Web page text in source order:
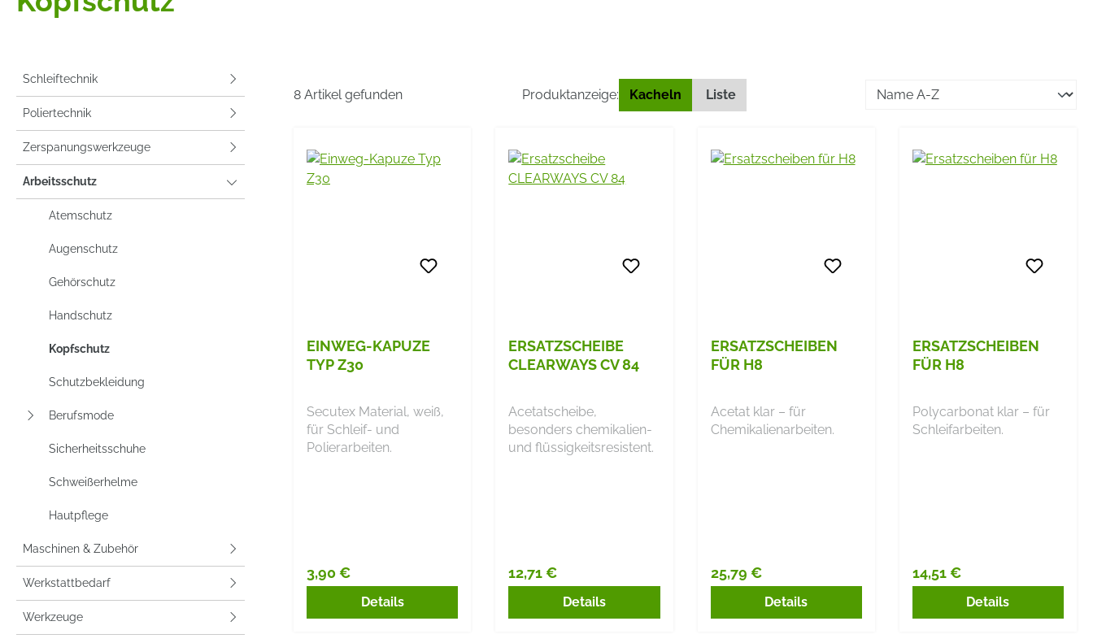
Schleiftechnik
Poliertechnik
Zerspanungswerkzeuge
Arbeitsschutz
Atemschutz
Augenschutz
Gehörschutz
Handschutz
Kopfschutz
Schutzbekleidung
Berufsmode
Sicherheitsschuhe
Schweißerhelme
Hautpflege
Maschinen & Zubehör
Werkstattbedarf
Werkzeuge
8 Artikel gefunden Produktanzeige: Kacheln Liste
EINWEG-KAPUZE
TYP Z30
Secutex Material, weiß,
für Schleif- und
Polierarbeiten.
Regulärer Preis:
3,90 €
Details
ERSATZSCHEIBE
CLEARWAYS CV 84
Acetatscheibe,
besonders chemikalien-
und flüssigkeitsresistent.
Regulärer Preis:
12,71 €
Details
ERSATZSCHEIBEN
FÜR H8
Acetat klar – für
Chemikalienarbeiten.
Regulärer Preis:
25,79 €
Details
ERSATZSCHEIBEN
FÜR H8
Polycarbonat klar – für
Schleifarbeiten.
Regulärer Preis:
14,51 €
Details